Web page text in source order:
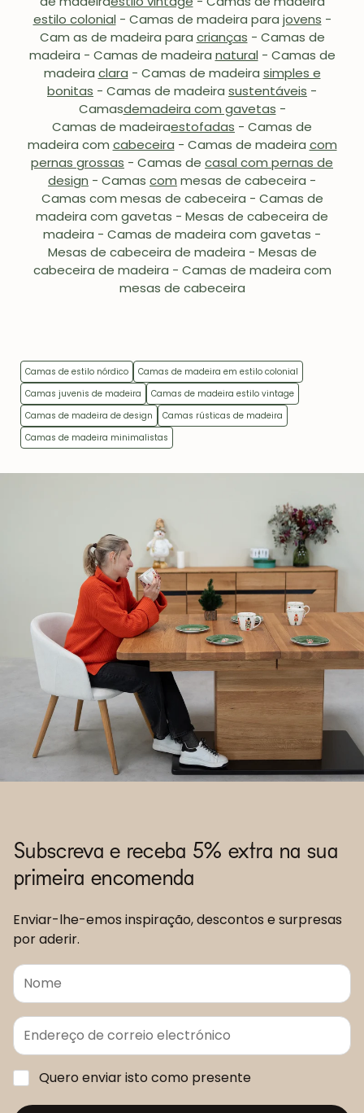
estilo colonial - Camas de madeira para jovens -
Cam as de madeira para crianças - Camas de
madeira - Camas de madeira natural - Camas de
madeira clara - Camas de madeira simples e
bonitas - Camas de madeira sustentáveis -
Camasdemadeira com gavetas -
Camas de madeiraestofadas - Camas de
madeira com cabeceira - Camas de madeira com
pernas grossas - Camas de casal com pernas de
design - Camas com mesas de cabeceira -
Camas com mesas de cabeceira - Camas de
madeira com gavetas - Mesas de cabeceira de
madeira - Camas de madeira com gavetas -
Mesas de cabeceira de madeira - Mesas de
cabeceira de madeira - Camas de madeira com
mesas de cabeceira
Camas de estilo nórdico
Camas de madeira em estilo colonial
Camas juvenis de madeira
Camas de madeira estilo vintage
Camas de madeira de design
Camas rústicas de madeira
Camas de madeira minimalistas
Subscreva e receba 5% extra na sua
primeira encomenda
Enviar-lhe-emos inspiração, descontos e surpresas
por aderir.
Quero enviar isto como presente